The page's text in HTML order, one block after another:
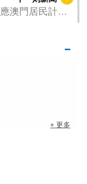
澳門居民計劃”
+ 更多